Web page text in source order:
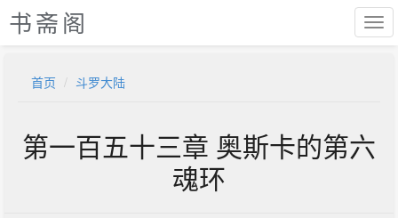
书斋阁
首页 斗罗大陆
第一百五十三章 奥斯卡的第六
魂环